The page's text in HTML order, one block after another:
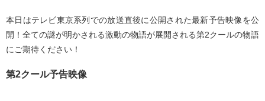
本日はテレビ東京系列での放送直後に公開された最新予告映像を公
開！全ての謎が明かされる激動の物語が展開される第2クールの物語
にご期待ください！
第2クール予告映像